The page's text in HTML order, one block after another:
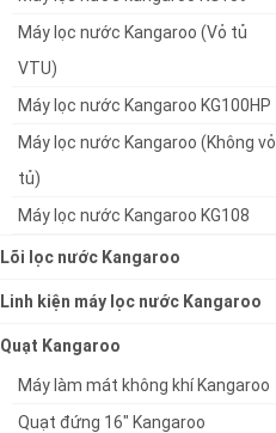
Máy lọc nước Kangaroo (Vỏ tủ
VTU)
Máy lọc nước Kangaroo KG100HP
Máy lọc nước Kangaroo (Không vỏ
tủ)
Máy lọc nước Kangaroo KG108
Lõi lọc nước Kangaroo
Linh kiện máy lọc nước Kangaroo
Quạt Kangaroo
Máy làm mát không khí Kangaroo
Quạt đứng 16" Kangaroo